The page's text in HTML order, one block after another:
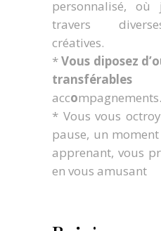
personnalisé,
travers
créatives.
*Vous diposez
accompagnements.
* Vous vous
pause, un
apprenant, vous
en vous amusant